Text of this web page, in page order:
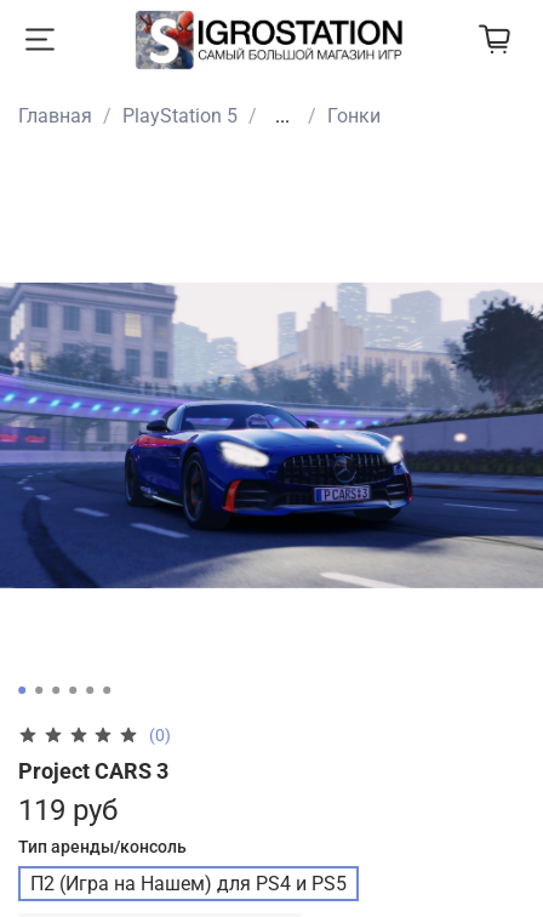
Главная PlayStation 5 ... Гонки
(0)
Project CARS 3
119 руб
Тип аренды/консоль
П2 (Игра на Нашем) для PS4 и PS5